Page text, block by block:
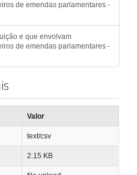
de emendas parlamentares -
e que envolvam
de emendas parlamentares -
Valor
text/csv
2.15 KB